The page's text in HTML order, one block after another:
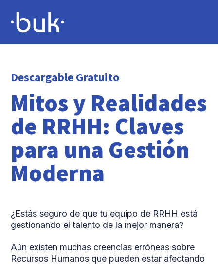
Descargable Gratuito
Mitos y Realidades
de RRHH: Claves
para una Gestión
Moderna
¿Estás seguro de que tu equipo de RRHH está
gestionando el talento de la mejor manera?
Aún existen muchas creencias erróneas sobre
Recursos Humanos que pueden estar afectando